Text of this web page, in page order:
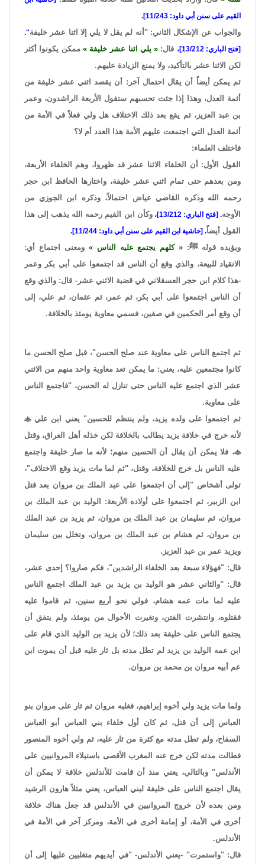
القيم على سنن أبي داود: 11/243].
والجواب عن الإشكال الثاني: "أنه لم يقل لا يلي إلا اثنا عشر خليفة".
[فتح الباري: 13/212]،
قال: يلي اثنا عشر خليفة
ممكن يكونوا أكثر
لكن الاثنا عشر بالتأكيد، ولا يمنع الزيادة عليهم.
ثم يمكن أيضاً أن يقال احتمال آخر: أن يقصد اثني عشر خليفة من
أئمة العدل، وهذا إذا جئت تحسبهم ستقول الأربعة الراشدون، وعمر
بن عبد العزيز، ثم يقع بعد ذلك الاختلاف هل ولي فعلاً في الأمة من
أئمة العدل التي اجتمعت عليهم الأمة هذا العدد أم لا؟
فاختلف العلماء:
القول الأول: أن الخلفاء الاثنا عشر قد ظهروا، وهم الخلفاء الأربعة،
ومن بعدهم حتى تمام اثني عشر خليفة، واختارها الحافظ ابن حجر
رحمه الله وذكره القاضي عياض احتمالاً، وذكره ابن الجوزي من
الأوجه. [فتح الباري: 13/212]،
وكأن ابن القيم رحمه الله يذهب إلى هذا
القول أيضاً. [حاشية ابن القيم على سنن أبي داود: 11/244].
ويؤيده قوله ﷺ: كلهم يجتمع عليه الناس
ومعنى اجتماع أي:
الانقياد للبيعة، والذي وقع أن الناس قد اجتمعوا على أبي بكر وعمر
-هذا كلام ابن حجر العسقلاني في قضية الاثني عشر- قال: والذي وقع
أن الناس اجتمعوا على أبي بكر، ثم عمر، ثم عثمان، ثم علي، إلى
أن وقع أمر الحكمين في صفين، فسمي معاوية يومئذ بالخلافة.
ثم اجتمع الناس على معاوية عند صلح الحسن"، قبل صلح الحسن ما
كانوا مجتمعين عليه، يعني: ما يمكن تعد معاوية واحد منهم من الاثني
عشر الذي اجتمع عليه الناس حتى تنازل له الحسن، "فاجتمع الناس
على معاوية.
ثم اجتمعوا على ولده يزيد، ولم ينتظم للحسين" يعني ابن علي
لأنه خرج في خلافة يزيد يطالب بالخلافة لكن خذله أهل العراق، وقتل
، فلا يمكن أن يقال أن الحسين منهم؛ لأنه ما صار خليفة واجتمع
عليه الناس بل خرج للخلافة، وقتل، "ثم لما مات يزيد وقع الاختلاف"،
تولى أشخاص "إلى أن اجتمعوا على عبد الملك بن مروان بعد قتل
ابن الزبير، ثم اجتمعوا على أولاده الأربعة: الوليد بن عبد الملك بن
مروان، ثم سليمان بن عبد الملك بن مروان، ثم يزيد بن عبد الملك
بن مروان، ثم هشام بن عبد الملك بن مروان، وتخلل بين سليمان
ويزيد عمر بن عبد العزيز.
قال: "فهؤلاء سبعة بعد الخلفاء الراشدين"، فكم صاروا؟ إحدى عشر،
قال: "والثاني عشر هو الوليد بن يزيد بن عبد الملك اجتمع الناس
عليه لما مات عمه هشام، فولي نحو أربع سنين، ثم قاموا عليه
فقتلوه، وانتشرت الفتن، وتغيرت الأحوال من يومئذ، ولم يتفق أن
يجتمع الناس على خليفة بعد ذلك؛ لأن يزيد بن الوليد الذي قام على
ابن عمه الوليد بن يزيد لم تطل مدته بل ثار عليه قبل أن يموت ابن
عم أبيه مروان بن محمد بن مروان.
ولما مات يزيد ولي أخوه إبراهيم، فغلبه مروان ثم ثار على مروان بنو
العباس إلى أن قتل، ثم كان أول خلفاء بني العباس أبو العباس
السفاح، ولم تطل مدته مع كثرة من ثار عليه، ثم ولي أخوه المنصور
فطالت مدته لكن خرج عنه المغرب الأقصى باستيلاء المروانيين على
الأندلس" وبالتالي، يعني منذ أن قامت للأندلس خلافة لا يمكن أن
يقال اجتمع الناس على خليفة لبني العباس، يعني مثلاً هارون الرشيد
ومن بعده لأن خروج المروانيين في الأندلس قد جعل هناك خلافة
أخرى في الأمة، أو إمامة أخرى في الأمة، ومركز آخر في الأمة في
الأندلس.
قال: "واستمرت" -يعني الأندلس- "في أيديهم متغلبين عليها إلى أن